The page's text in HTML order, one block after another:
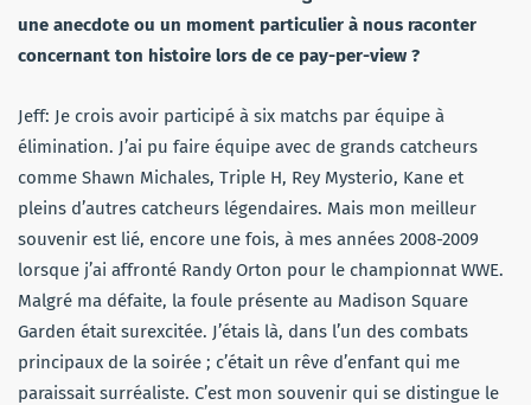
une anecdote ou un moment particulier à nous raconter
concernant ton histoire lors de ce pay-per-view ?
Jeff: Je crois avoir participé à six matchs par équipe à
élimination. J’ai pu faire équipe avec de grands catcheurs
comme Shawn Michales, Triple H, Rey Mysterio, Kane et
pleins d’autres catcheurs légendaires. Mais mon meilleur
souvenir est lié, encore une fois, à mes années 2008-2009
lorsque j’ai affronté Randy Orton pour le championnat WWE.
Malgré ma défaite, la foule présente au Madison Square
Garden était surexcitée. J’étais là, dans l’un des combats
principaux de la soirée ; c’était un rêve d’enfant qui me
paraissait surréaliste. C’est mon souvenir qui se distingue le